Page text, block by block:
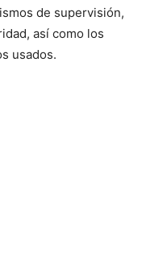
de supervisión,
así como los
usados.